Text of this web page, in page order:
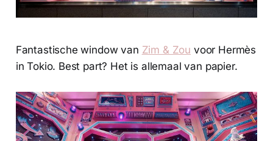
Fantastische window van Zim & Zou voor Hermès
in Tokio. Best part? Het is allemaal van papier.